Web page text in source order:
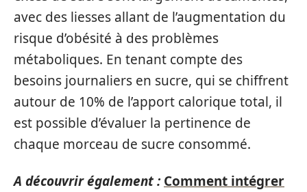
avec des liesses allant de l’augmentation du
risque d’obésité à des problèmes
métaboliques. En tenant compte des
besoins journaliers en sucre, qui se chiffrent
autour de 10% de l’apport calorique total, il
est possible d’évaluer la pertinence de
chaque morceau de sucre consommé.
A découvrir également : Comment intégrer